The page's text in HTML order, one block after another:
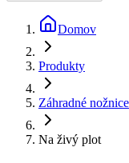
Domov
Produkty
Záhradné nožnice
Na živý plot